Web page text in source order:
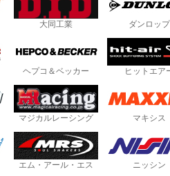
大同工業 ダンロップ
ヘプコ＆ベッカー ヒットエア
マジカルレーシング マキシス
エム・アール・エス ニッシン